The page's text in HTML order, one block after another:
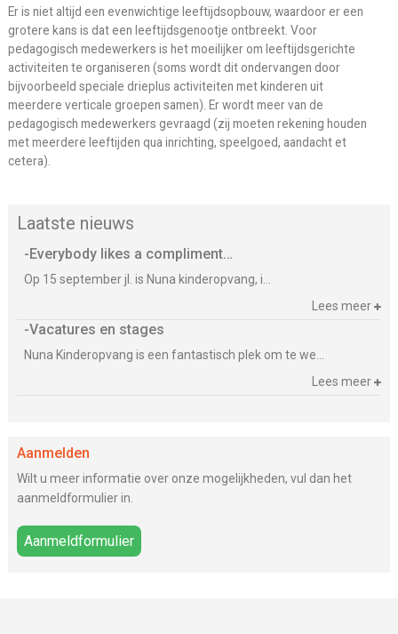
Er is niet altijd een evenwichtige leeftijdsopbouw, waardoor er een
grotere kans is dat een leeftijdsgenootje ontbreekt. Voor
pedagogisch medewerkers is het moeilijker om leeftijdsgerichte
activiteiten te organiseren (soms wordt dit ondervangen door
bijvoorbeeld speciale drieplus activiteiten met kinderen uit
meerdere verticale groepen samen). Er wordt meer van de
pedagogisch medewerkers gevraagd (zij moeten rekening houden
met meerdere leeftijden qua inrichting, speelgoed, aandacht et
cetera).
Laatste nieuws
Everybody likes a compliment…
Op 15 september jl. is Nuna kinderopvang, i...
Lees meer
Vacatures en stages
Nuna Kinderopvang is een fantastisch plek om te we...
Lees meer
Aanmelden
Wilt u meer informatie over onze mogelijkheden, vul dan het
aanmeldformulier in.
Aanmeldformulier